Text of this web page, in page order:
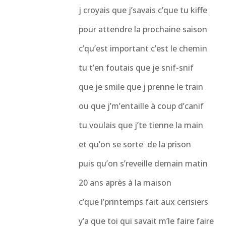
j croyais que j’savais c’que tu kiffe
pour attendre la prochaine saison
c’qu’est important c’est le chemin
tu t’en foutais que je snif-snif
que je smile que j prenne le train
ou que j’m’entaille à coup d’canif
tu voulais que j’te tienne la main
et qu’on se sorte de la prison
puis qu’on s’reveille demain matin
20 ans après à la maison
c’que l’printemps fait aux cerisiers
y’a que toi qui savait m’le faire faire